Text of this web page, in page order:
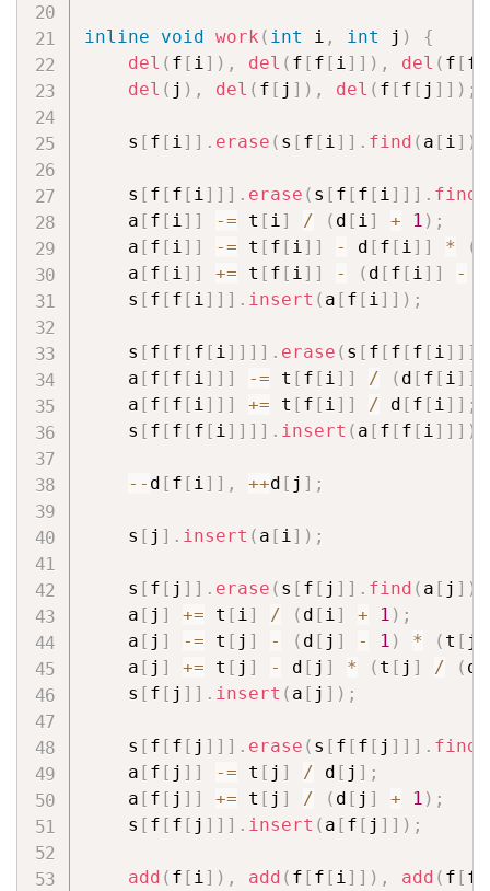
inline void work ( int i , int j )
{
del ( f [ i ] ) , del ( f [ f [ i ] ] ) , del ( f [ f
del ( j ) , del ( f [ j ] ) , del ( f [ f [ j ] ] ) ;
    s
[ f [ i ] ] . erase ( s [ f [ i ] ] . find ( a [ i ] )
    s
[ f [ f [ i ] ] ] . erase ( s [ f [ f [ i ] ] ] . find
    a
[ f [ i ] ] -= t [ i ] / ( d [ i ] + 1 ) ;
    a
[ f [ i ] ] -= t [ f [ i ] ] - d [ f [ i ] ] * (
    a
[ f [ i ] ] += t [ f [ i ] ] - ( d [ f [ i ] ] -
    s
[ f [ f [ i ] ] ] . insert ( a [ f [ i ] ] ) ;
    s
[ f [ f [ f [ i ] ] ] ] . erase ( s [ f [ f [ f [ i ] ] ]
    a
[ f [ f [ i ] ] ] -= t [ f [ i ] ] / ( d [ f [ i ] ]
    a
[ f [ f [ i ] ] ] += t [ f [ i ] ] / d [ f [ i ] ] ;
    s
[ f [ f [ f [ i ] ] ] ] . insert ( a [ f [ f [ i ] ] ] )
-- d [ f [ i ] ] , ++d [ j ] ;
    s
[ j ] . insert ( a [ i ] ) ;
    s
[ f [ j ] ] . erase ( s [ f [ j ] ] . find ( a [ j ] )
    a
[ j ] += t [ i ] / ( d [ i ] + 1 ) ;
    a
[ j ] -= t [ j ] - ( d [ j ] - 1 ) * ( t [ j
    a
[ j ] += t [ j ] - d [ j ] * ( t [ j ] / ( d
    s
[ f [ j ] ] . insert ( a [ j ] ) ;
    s
[ f [ f [ j ] ] ] . erase ( s [ f [ f [ j ] ] ] . find
    a
[ f [ j ] ] -= t [ j ] / d [ j ] ;
    a
[ f [ j ] ] += t [ j ] / ( d [ j ] + 1 ) ;
    s
[ f [ f [ j ] ] ] . insert ( a [ f [ j ] ] ) ;
add ( f [ i ] ) , add ( f [ f [ i ] ] ) , add ( f [ f